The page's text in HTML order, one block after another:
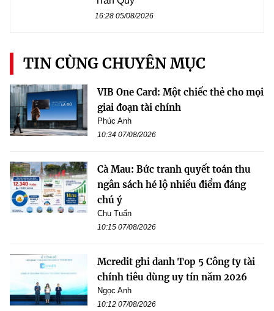
16:28 05/08/2026
TIN CÙNG CHUYÊN MỤC
VIB One Card: Một chiếc thẻ cho mọi
giai đoạn tài chính
Phúc Anh
10:34 07/08/2026
Cà Mau: Bức tranh quyết toán thu
ngân sách hé lộ nhiều điểm đáng
chú ý
Chu Tuấn
10:15 07/08/2026
Mcredit ghi danh Top 5 Công ty tài
chính tiêu dùng uy tín năm 2026
Ngọc Anh
10:12 07/08/2026